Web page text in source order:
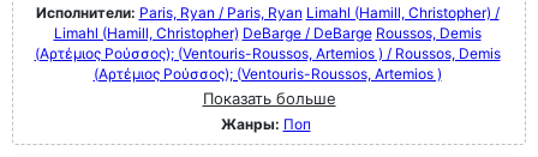
Исполнители: Paris, Ryan / Paris, Ryan Limahl (Hamill, Christopher) /
Limahl (Hamill, Christopher) DeBarge / DeBarge Roussos, Demis
(Αρτέμιος Ρούσσος); (Ventouris-Roussos, Artemios ) / Roussos, Demis
(Αρτέμιος Ρούσσος); (Ventouris-Roussos, Artemios )
Показать больше
Жанры: Поп